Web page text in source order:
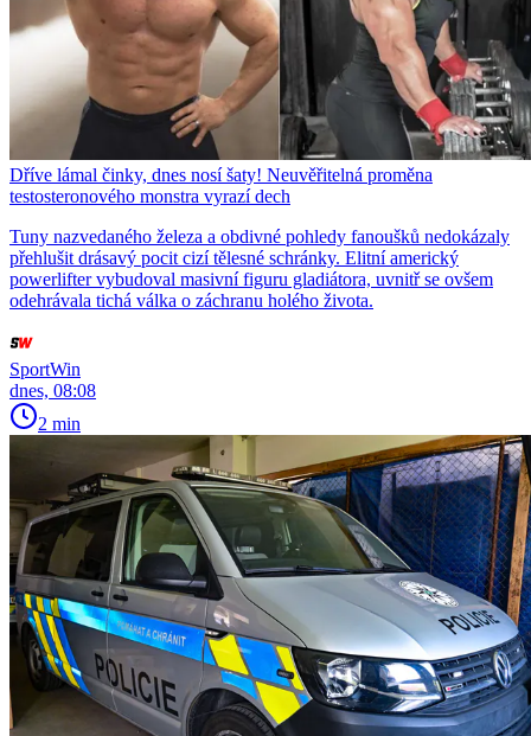
Dříve lámal činky, dnes nosí šaty! Neuvěřitelná proměna
testosteronového monstra vyrazí dech
Tuny nazvedaného železa a obdivné pohledy fanoušků nedokázaly
přehlušit drásavý pocit cizí tělesné schránky. Elitní americký
powerlifter vybudoval masivní figuru gladiátora, uvnitř se ovšem
odehrávala tichá válka o záchranu holého života.
SportWin
dnes, 08:08
2 min